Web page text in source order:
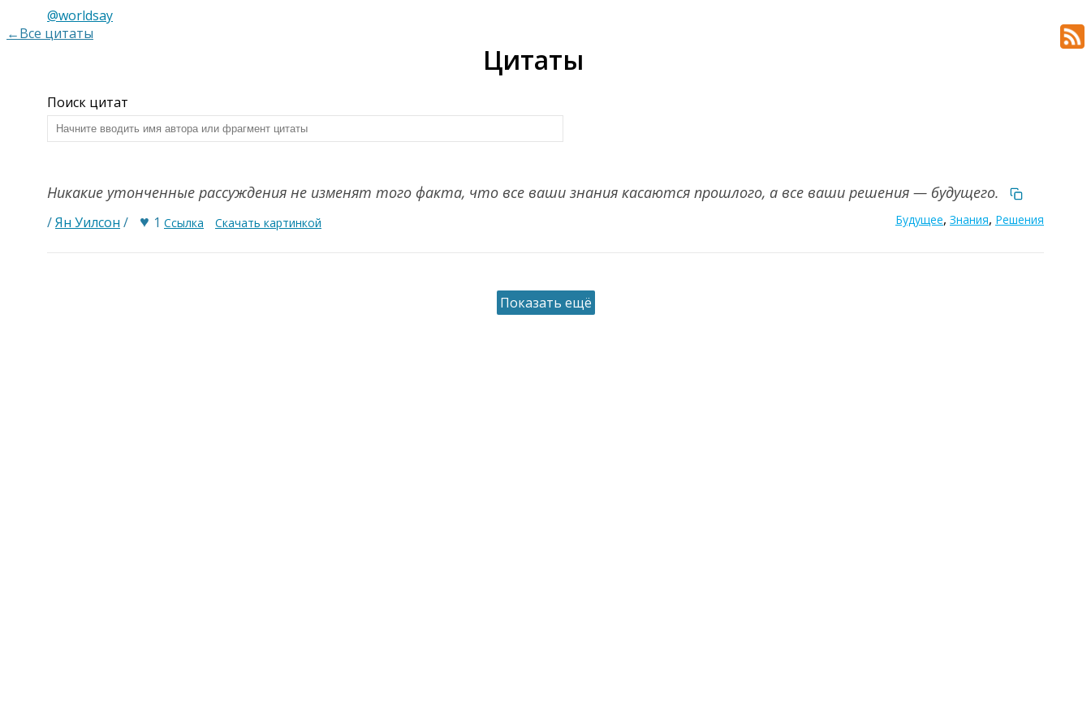
@worldsay
←Все цитаты
Цитаты
Поиск цитат
Никакие утонченные рассуждения не изменят того факта, что все ваши знания касаются прошлого, а все ваши решения — будущего.
/Ян Уилсон / ♥ 1 Ссылка Скачать картинкой Будущее, Знания, Решения
Показать ещё